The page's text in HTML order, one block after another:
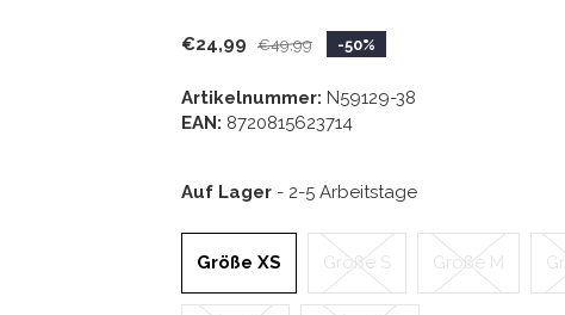
€24,99 €49,99 -50%
Artikelnummer: N59129-38
EAN: 8720815623714
Auf Lager - 2-5 Arbeitstage
Größe XS Größe S Größe M